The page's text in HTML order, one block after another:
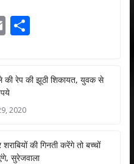
E
l
S
e
की रेप की झूठी शिकायत, युवक से
2020
की गिनती करेंगे तो बच्चों
सुरेजवाला